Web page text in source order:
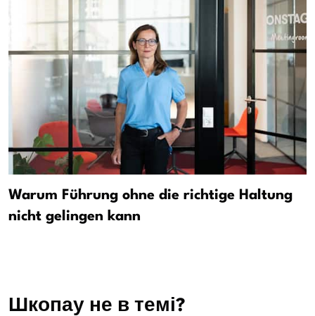
Warum Führung ohne die richtige Haltung
nicht gelingen kann
Шкопау не в темі?